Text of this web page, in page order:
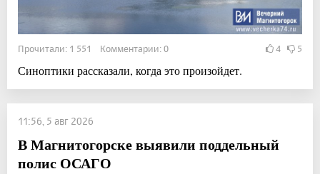
Прочитали: 1 551 Комментарии: 0 4 5
Синоптики рассказали, когда это произойдет.
11:56, 5 авг 2026
В Магнитогорске выявили поддельный
полис ОСАГО